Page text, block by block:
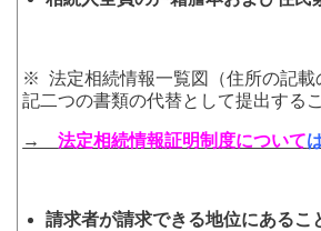
※ 法定相続情報一覧図（住所の記載
記二つの書類の代替として提出する
→法定相続情報証明制度について
請求者が請求できる地位にあるこ